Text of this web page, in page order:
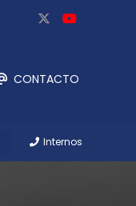
CONTACTO
Internos